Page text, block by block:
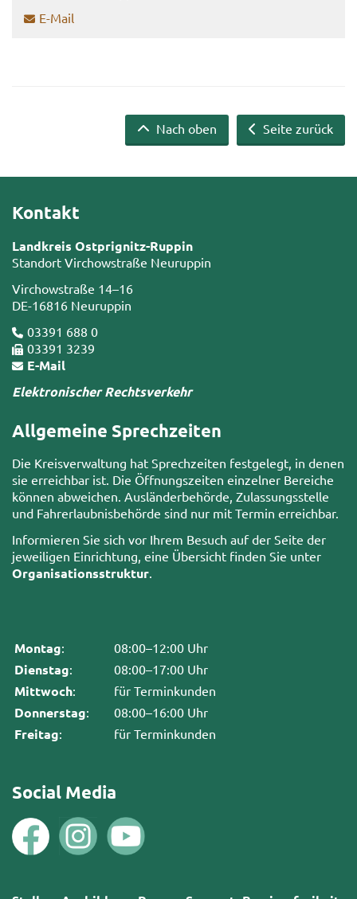
E-​Mail
Seite zurück
Nach oben
Kontakt
Landkreis Ostprignitz-Ruppin
Standort Virchowstraße Neuruppin
Virchowstraße 14–16
DE-16816 Neuruppin
03391 688 0
03391 3239
E-Mail
Elektronischer Rechtsverkehr
Allgemeine Sprechzeiten
Die Kreisverwaltung hat Sprechzeiten festgelegt, in denen
sie erreichbar ist. Die Öffnungszeiten einzelner Bereiche
können abweichen. Ausländerbehörde, Zulassungsstelle
und Fahrerlaubnisbehörde sind nur mit Termin erreichbar.
Informieren Sie sich vor Ihrem Besuch auf der Seite der
jeweiligen Einrichtung, eine Übersicht finden Sie unter
Organisationsstruktur.
Montag: 08:00–12:00 Uhr
Dienstag: 08:00–17:00 Uhr
Mittwoch: für Terminkunden
Donnerstag: 08:00–16:00 Uhr
Freitag: für Terminkunden
Social Media